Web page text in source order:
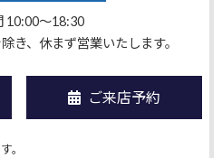
10:00〜18:30
き、休まず営業いたします。
ご来店予約
。